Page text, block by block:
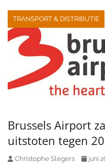
TRANSPORT & DISTRIBUTIE
Brussels Airport
uitstoten tegen
Christophe Slegers juni